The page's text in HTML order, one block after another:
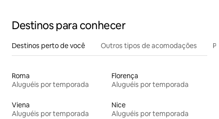
Destinos para conhecer
Destinos perto de você Outros tipos de acomodações
Roma
Aluguéis por temporada
Florença
Aluguéis por temporada
Viena
Aluguéis por temporada
Nice
Aluguéis por temporada